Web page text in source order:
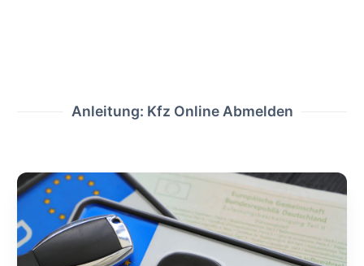
Anleitung: Kfz Online Abmelden